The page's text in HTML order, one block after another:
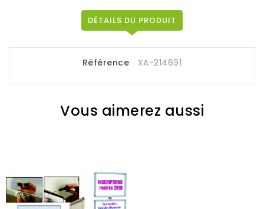
DÉTAILS DU PRODUIT
Référence XA-214691
Vous aimerez aussi